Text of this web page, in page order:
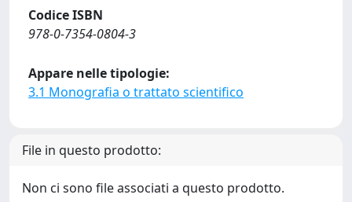
Codice ISBN
978-0-7354-0804-3
Appare nelle tipologie:
3.1 Monografia o trattato scientifico
File in questo prodotto:
Non ci sono file associati a questo prodotto.